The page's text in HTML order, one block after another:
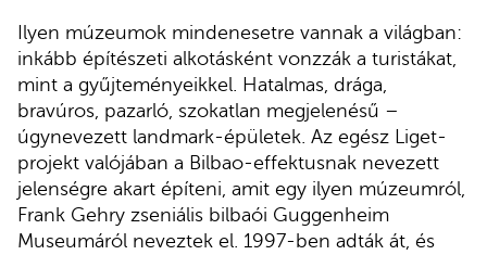
Ilyen múzeumok mindenesetre vannak a világban:
inkább építészeti alkotásként vonzzák a turistákat,
mint a gyűjteményeikkel. Hatalmas, drága,
bravúros, pazarló, szokatlan megjelenésű –
úgynevezett landmark-épületek. Az egész Liget-
projekt valójában a Bilbao-effektusnak nevezett
jelenségre akart építeni, amit egy ilyen múzeumról,
Frank Gehry zseniális bilbaói Guggenheim
Museumáról neveztek el. 1997-ben adták át, és